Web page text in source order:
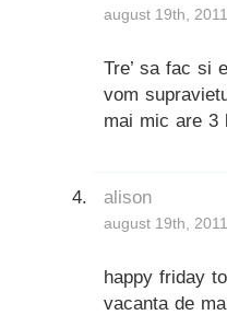
august 19th,
Tre’ sa fac si
vom
mai mic are 3
alison
august 19th,
happy friday
vacanta de